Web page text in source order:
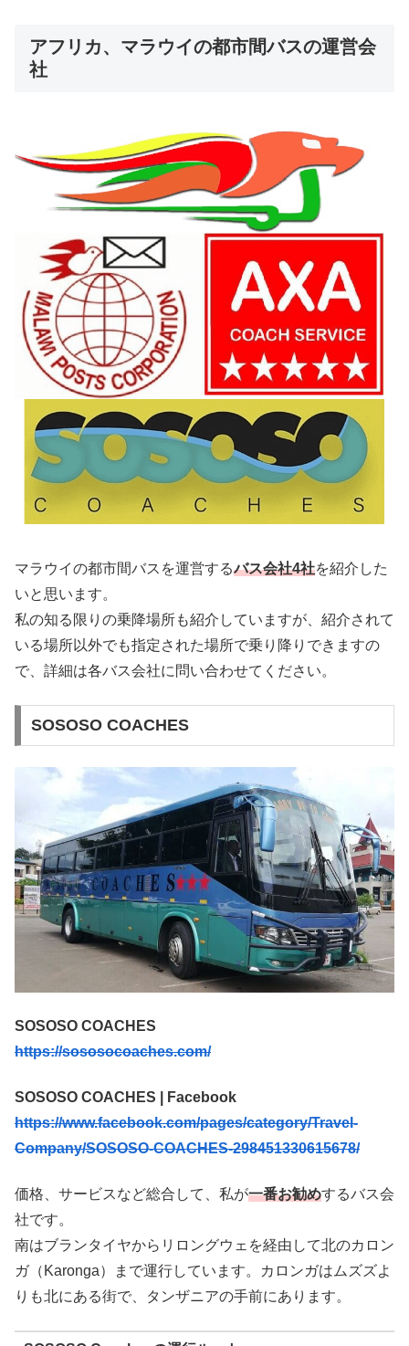
アフリカ、マラウイの都市間バスの運営会
社
マラウイの都市間バスを運営するバス会社4社を紹介した
いと思います。
私の知る限りの乗降場所も紹介していますが、紹介されて
いる場所以外でも指定された場所で乗り降りできますの
で、詳細は各バス会社に問い合わせてください。
SOSOSO COACHES
SOSOSO COACHES
https://sososocoaches.com/
SOSOSO COACHES | Facebook
https://www.facebook.com/pages/category/Travel-
Company/SOSOSO-COACHES-298451330615678/
価格、サービスなど総合して、私が一番お勧めするバス会
社です。
南はブランタイヤからリロングウェを経由して北のカロン
ガ（Karonga）まで運行しています。カロンガはムズズよ
りも北にある街で、タンザニアの手前にあります。